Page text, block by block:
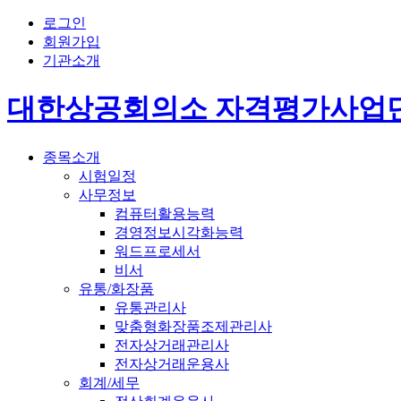
로그인
회원가입
기관소개
대한상공회의소 자격평가사업
종목소개
시험일정
사무정보
컴퓨터활용능력
경영정보시각화능력
워드프로세서
비서
유통/화장품
유통관리사
맞춤형화장품조제관리사
전자상거래관리사
전자상거래운용사
회계/세무